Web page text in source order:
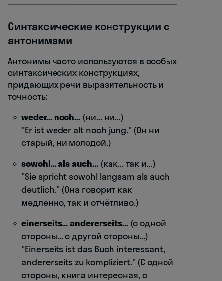
Синтаксические конструкции с
антонимами
Антонимы часто используются в особых
синтаксических конструкциях,
придающих речи выразительность и
точность:
weder... noch... (ни... ни...)
"Er ist weder alt noch jung." (Он ни
старый, ни молодой.)
sowohl... als auch...(как... так и...)
"Sie spricht sowohl langsam als auch
deutlich." (Она говорит как
медленно, так и отчётливо.)
einerseits... andererseits...(с одной
стороны... с другой стороны...)
"Einerseits ist das Buch interessant,
andererseits zu kompliziert." (С одной
стороны, книга интересная, с